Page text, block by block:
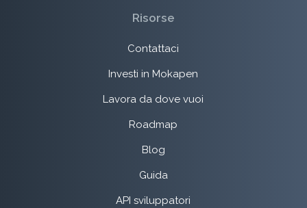
Risorse
Contattaci
Investi in Mokapen
Lavora da dove vuoi
Roadmap
Blog
Guida
API sviluppatori